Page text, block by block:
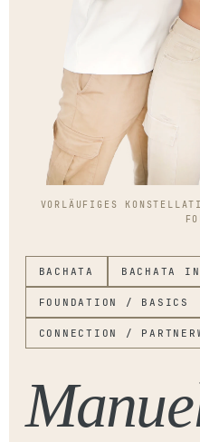
BACHATA BACHATA
FOUNDATION / BASICS
CONNECTION /
VORLÄUFIGES